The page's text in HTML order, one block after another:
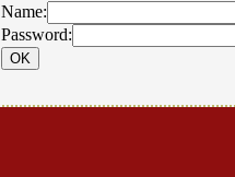
Name:
Password: